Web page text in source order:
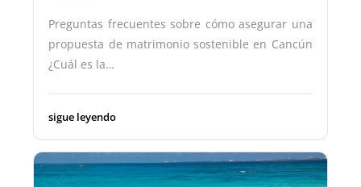
Preguntas frecuentes sobre cómo asegurar una
propuesta de matrimonio sostenible en Cancún
¿Cuál es la…
sigue leyendo